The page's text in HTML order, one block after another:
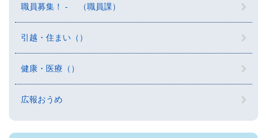
職員募集！ - （職員課）
引越・住まい（）
健康・医療（）
広報おうめ